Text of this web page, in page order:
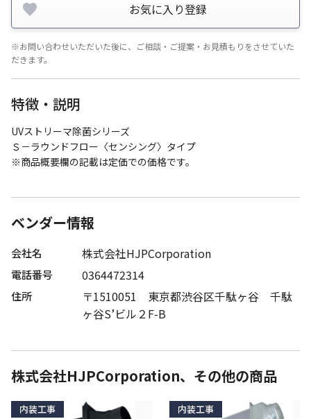
お気に入り登録
※お問い合わせいただいた後に、ご相談・ご提案・お見積もりをさせていた
だきます。
特徴・説明
UVストリーマ除菌シリーズ
Ｓ－ラウンドフロー〈センシング〉タイプ
※商品概要欄の記載は定価での価格です。
ベンダー情報
会社名 株式会社HJPCorporation
電話番号 0364472314
住所
〒1510051 東京都渋谷区千駄ヶ谷 千駄
ヶ谷S’ビル２F-B
株式会社HJPCorporation、その他の商品
内装工事 内装工事